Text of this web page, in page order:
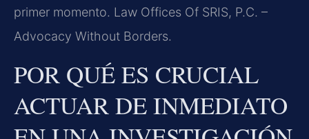
primer momento. Law Offices Of SRIS, P.C. –
Advocacy Without Borders.
POR QUÉ ES CRUCIAL
ACTUAR DE INMEDIATO